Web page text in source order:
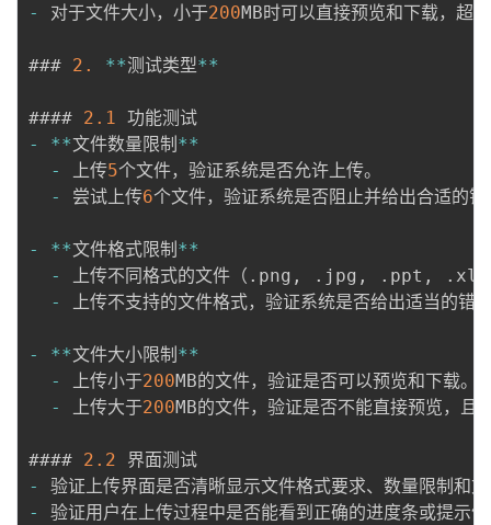
-
对于文件大小，小于200MB时可以直接预览和下载，超过
### 2. **测试类型**
#### 2.1
-
**文件数量限制 **
-
上传5个文件，验证系统是否允许上传。
-
尝试上传6个文件，验证系统是否阻止并给出合适的
- **文件格式限制 **
-
上传不同格式的文件（ . png , . jpg , . ppt , . xls
-
上传不支持的文件格式，验证系统是否给出适当的错
- **文件大小限制 **
-
上传小于200MB的文件，验证是否可以预览和下载。
-
上传大于200MB的文件，验证是否不能直接预览，且
#### 2.2
-
-
验证用户在上传过程中是否能看到正确的进度条或提示